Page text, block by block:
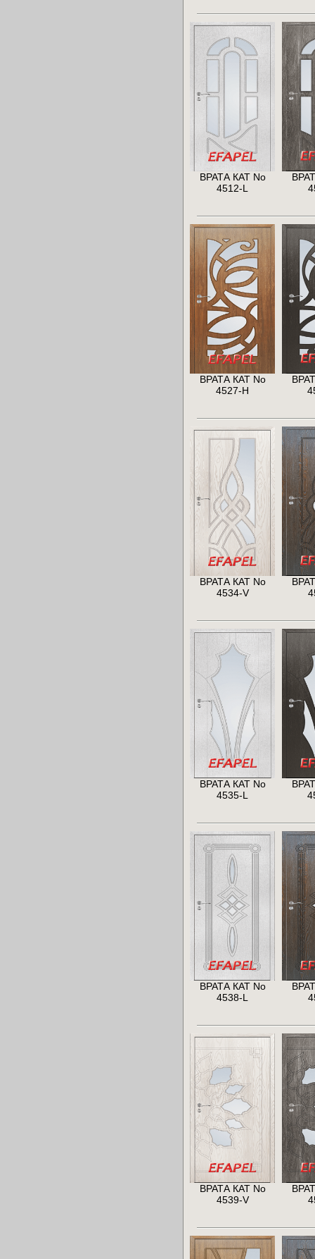
ВРАТА КАТ No
4512-L
ВРАТА КАТ No
4527-H
ВРАТА КАТ No
4534-V
ВРАТА КАТ No
4535-L
ВРАТА КАТ No
4538-L
ВРАТА КАТ No
4539-V